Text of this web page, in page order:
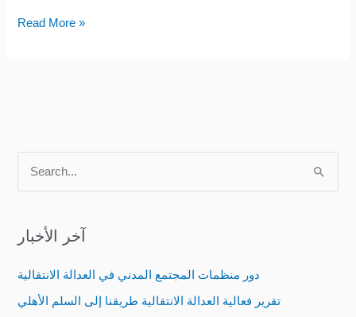
فريدريكا
Read More »
r
آخر الأخبار
دور منظمات المجتمع المدني في العدالة الانتقالية
تقرير فعالية العدالة الانتقالية طريقنا إلى السلم الأهلي